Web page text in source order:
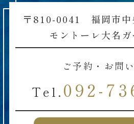
〒810-0041 福岡市中
モントーレ大名
ご予約・お問
Tel. 092-